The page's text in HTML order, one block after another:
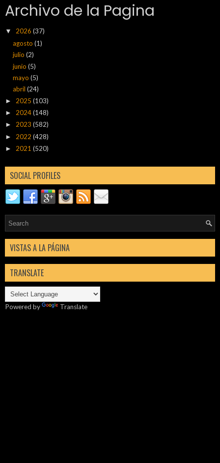
Archivo de la Pagina
▼ 2026 (37)
agosto(1)
julio(2)
junio(5)
mayo(5)
abril(24)
► 2025 (103)
► 2024(148)
► 2023 (582)
► 2022 (428)
► 2021 (520)
SOCIAL PROFILES
VISTAS A LA PÁGINA
TRANSLATE
Powered by Translate